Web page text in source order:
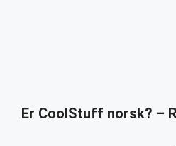
Er CoolStuff norsk? –